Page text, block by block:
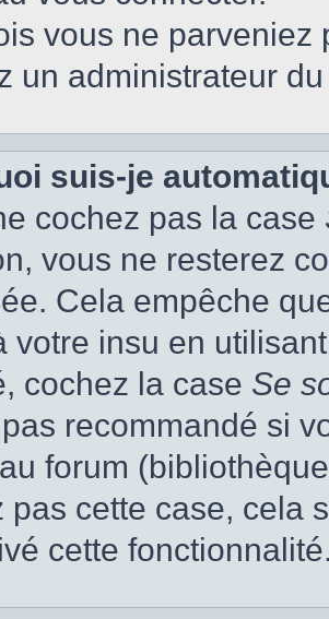
vous ne
un administrateur
suis-je
cochez pas la case
vous ne resterez
Cela empêche
votre insu en
cochez la case Se
pas recommandé si
forum
pas cette case, cela
cette